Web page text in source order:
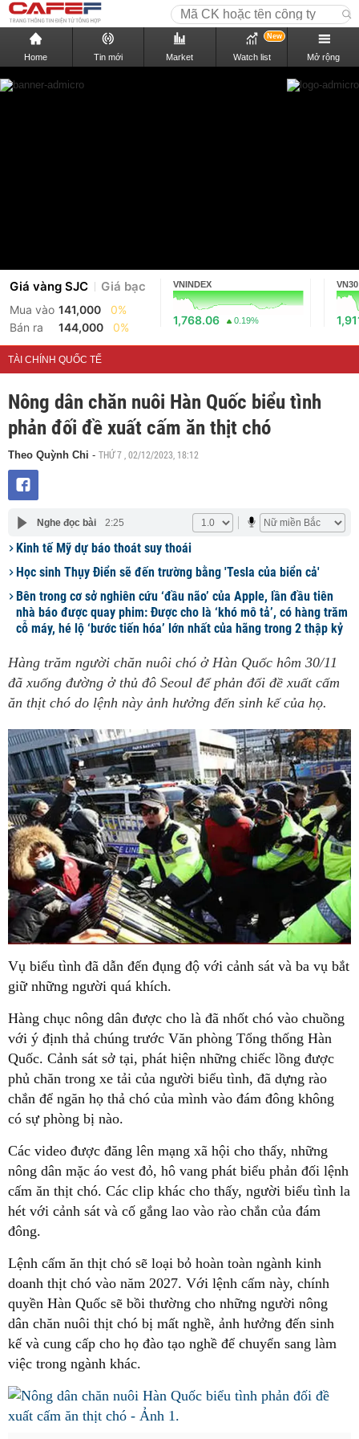
Home Tin mới Market Watch list
New
Mở rộng
Giá vàng SJC Giá bạc
Mua vào 141,000
0%
Bán ra
144,000 0%
VNINDEX
1,768.06 0.19%
VN30
TÀI CHÍNH QUỐC TẾ
Nông dân chăn nuôi Hàn Quốc biểu tình
phản đối đề xuất cấm ăn thịt chó
Theo Quỳnh Chi - THỨ 7 , 02/12/2023, 18:12
Nghe đọc bài 2:25
Kinh tế Mỹ dự báo thoát suy thoái
Học sinh Thụy Điển sẽ đến trường bằng 'Tesla của biển cả'
Bên trong cơ sở nghiên cứu ‘đầu não’ của Apple, lần đầu tiên
nhà báo được quay phim: Được cho là ‘khó mô tả’, có hàng trăm
cỗ máy, hé lộ ‘bước tiến hóa’ lớn nhất của hãng trong 2 thập kỷ
Hàng trăm người chăn nuôi chó ở Hàn Quốc hôm 30/11
đã xuống đường ở thủ đô Seoul để phản đối đề xuất cấm
ăn thịt chó do lệnh này ảnh hưởng đến sinh kế của họ.
Vụ biểu tình đã dẫn đến đụng độ với cảnh sát và ba vụ bắt
giữ những người quá khích.
Hàng chục nông dân được cho là đã nhốt chó vào chuồng
với ý định thả chúng trước Văn phòng Tổng thống Hàn
Quốc. Cảnh sát sở tại, phát hiện những chiếc lồng được
phủ chăn trong xe tải của người biểu tình, đã dựng rào
chắn để ngăn họ thả chó của mình vào đám đông không
có sự phòng bị nào.
Các video được đăng lên mạng xã hội cho thấy, những
nông dân mặc áo vest đỏ, hô vang phát biểu phản đối lệnh
cấm ăn thịt chó. Các clip khác cho thấy, người biểu tình la
hét với cảnh sát và cố gắng lao vào rào chắn của đám
đông.
Lệnh cấm ăn thịt chó sẽ loại bỏ hoàn toàn ngành kinh
doanh thịt chó vào năm 2027. Với lệnh cấm này, chính
quyền Hàn Quốc sẽ bồi thường cho những người nông
dân chăn nuôi thịt chó bị mất nghề, ảnh hưởng đến sinh
kế và cung cấp cho họ đào tạo nghề để chuyển sang làm
việc trong ngành khác.